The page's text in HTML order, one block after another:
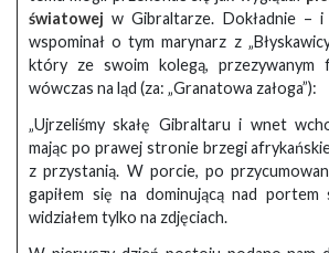
światowej w Gibraltarze. Dokładnie –
wspominał o tym marynarz z
który ze swoim kolegą, przezywanym
wówczas na ląd (za: „Granatowa załoga”):
„Ujrzeliśmy skałę Gibraltaru i wnet
mając po prawej stronie brzegi
z przystanią. W porcie, po
gapiłem się na dominującą nad portem
widziałem tylko na zdjęciach.